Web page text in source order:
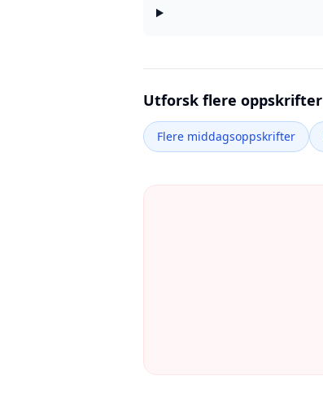
Utforsk flere oppskrifter
Flere middagsoppskrifter